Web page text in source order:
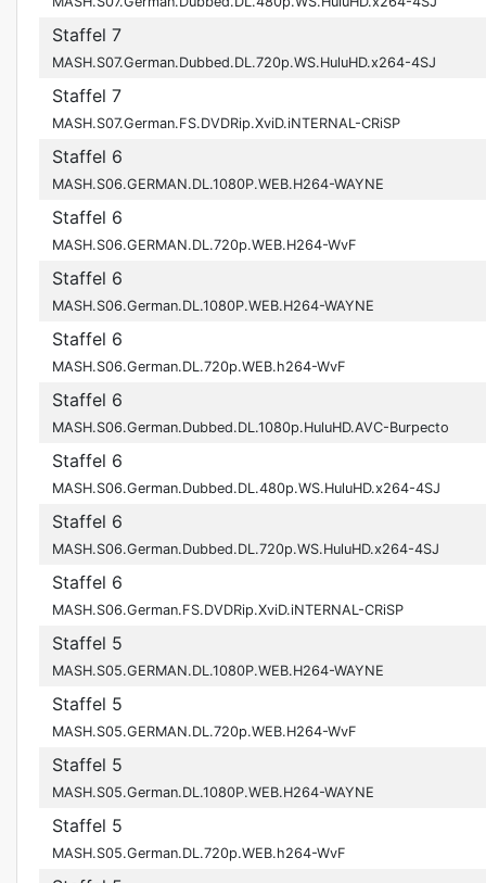
Staffel 7
MASH.S07.German.Dubbed.DL.720p.WS.HuluHD.x264-4SJ
Staffel 7
MASH.S07.German.FS.DVDRip.XviD.iNTERNAL-CRiSP
Staffel 6
MASH.S06.GERMAN.DL.1080P.WEB.H264-WAYNE
Staffel 6
MASH.S06.GERMAN.DL.720p.WEB.H264-WvF
Staffel 6
MASH.S06.German.DL.1080P.WEB.H264-WAYNE
Staffel 6
MASH.S06.German.DL.720p.WEB.h264-WvF
Staffel 6
MASH.S06.German.Dubbed.DL.1080p.HuluHD.AVC-Burpecto
Staffel 6
MASH.S06.German.Dubbed.DL.480p.WS.HuluHD.x264-4SJ
Staffel 6
MASH.S06.German.Dubbed.DL.720p.WS.HuluHD.x264-4SJ
Staffel 6
MASH.S06.German.FS.DVDRip.XviD.iNTERNAL-CRiSP
Staffel 5
MASH.S05.GERMAN.DL.1080P.WEB.H264-WAYNE
Staffel 5
MASH.S05.GERMAN.DL.720p.WEB.H264-WvF
Staffel 5
MASH.S05.German.DL.1080P.WEB.H264-WAYNE
Staffel 5
MASH.S05.German.DL.720p.WEB.h264-WvF